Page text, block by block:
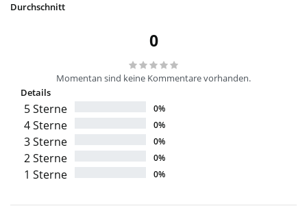
Durchschnitt
0
Momentan sind keine Kommentare vorhanden.
Details
5 Sterne 0%
4 Sterne 0%
3 Sterne 0%
2 Sterne 0%
1 Sterne 0%